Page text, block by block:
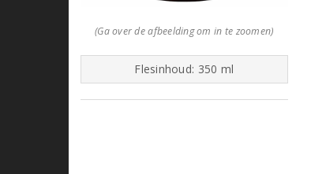
(Ga over de afbeelding om in te zoomen)
Flesinhoud: 350 ml